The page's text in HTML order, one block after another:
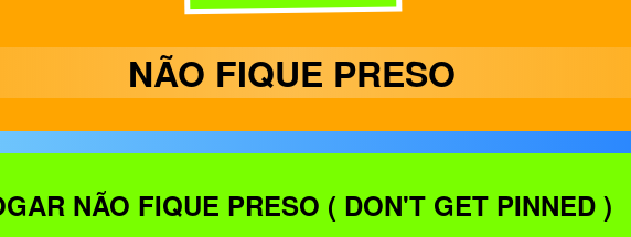
NÃO FIQUE PRESO
NÃO FIQUE PRESO ( DON'T GET PINNED )